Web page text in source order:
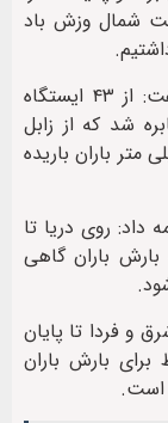
شمال وزش باد
مدیرکل هواشناسی سیستان و بلوچستان گفت: از ۴۳ ایستگاه
شد که از زابل
۲.۸، تمندان ۱۵.۵ و ایرانشهر ۱.۱ میلی متر باران باریده
داد: روی دریا تا
بارش باران گاهی
و فردا تا پایان
بارش باران
است.